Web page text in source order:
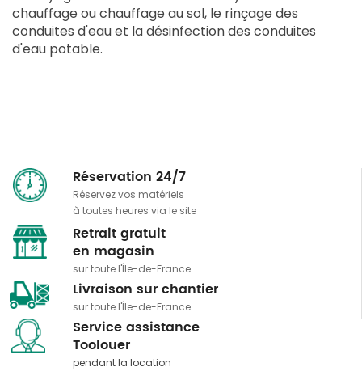
chauffage ou chauffage au sol, le rinçage des
conduites d'eau et la désinfection des conduites
d'eau potable.
Réservation 24/7
Réservez vos matériels
à toutes heures via le site
Retrait gratuit
​​​​​​​en magasin
sur toute l'Île-de-France
Livraison sur chantier
sur toute l'Île-de-France
Service assistance
​​​​​​​Toolouer
pendant la location